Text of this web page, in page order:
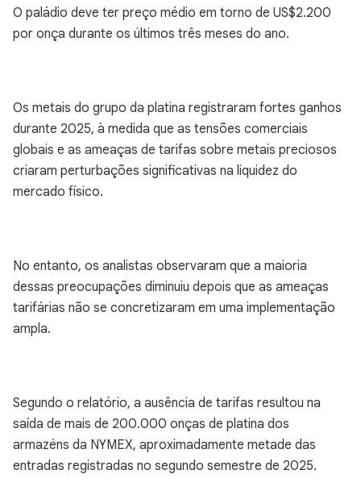
O paládio deve ter preço médio em torno de US$2.200
por onça durante os últimos três meses do ano.
Os metais do grupo da platina registraram fortes ganhos
durante 2025, à medida que as tensões comerciais
globais e as ameaças de tarifas sobre metais preciosos
criaram perturbações significativas na liquidez do
mercado físico.
No entanto, os analistas observaram que a maioria
dessas preocupações diminuiu depois que as ameaças
tarifárias não se concretizaram em uma implementação
ampla.
Segundo o relatório, a ausência de tarifas resultou na
saída de mais de 200.000 onças de platina dos
armazéns da NYMEX, aproximadamente metade das
entradas registradas no segundo semestre de 2025.